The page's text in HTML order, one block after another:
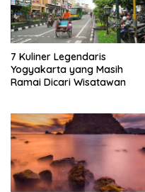
7 Kuliner Legendaris
Yogyakarta yang Masih
Ramai Dicari Wisatawan